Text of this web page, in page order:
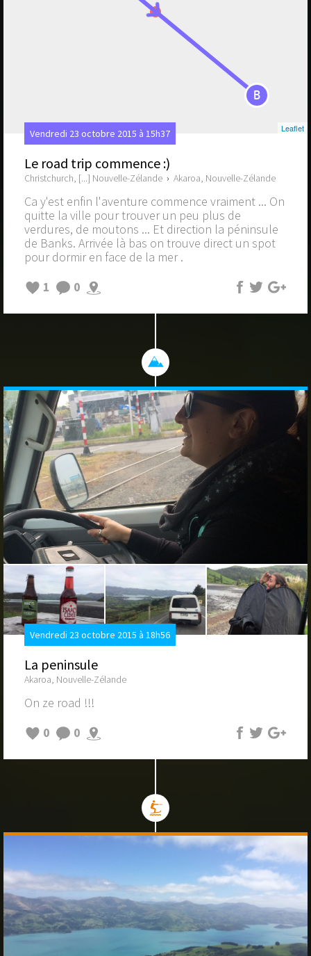
B
Leaflet
Vendredi 23 octobre 2015 à 15h37
Le road trip commence :)
Christchurch, [...] Nouvelle-Zélande › Akaroa, Nouvelle-Zélande
Ca y'est enfin l'aventure commence vraiment ... On
quitte la ville pour trouver un peu plus de
verdures, de moutons ... Et direction la péninsule
de Banks. Arrivée là bas on trouve direct un spot
pour dormir en face de la mer .
1
0
Vendredi 23 octobre 2015 à 18h56
La peninsule
Akaroa, Nouvelle-Zélande
On ze road !!!
0
0